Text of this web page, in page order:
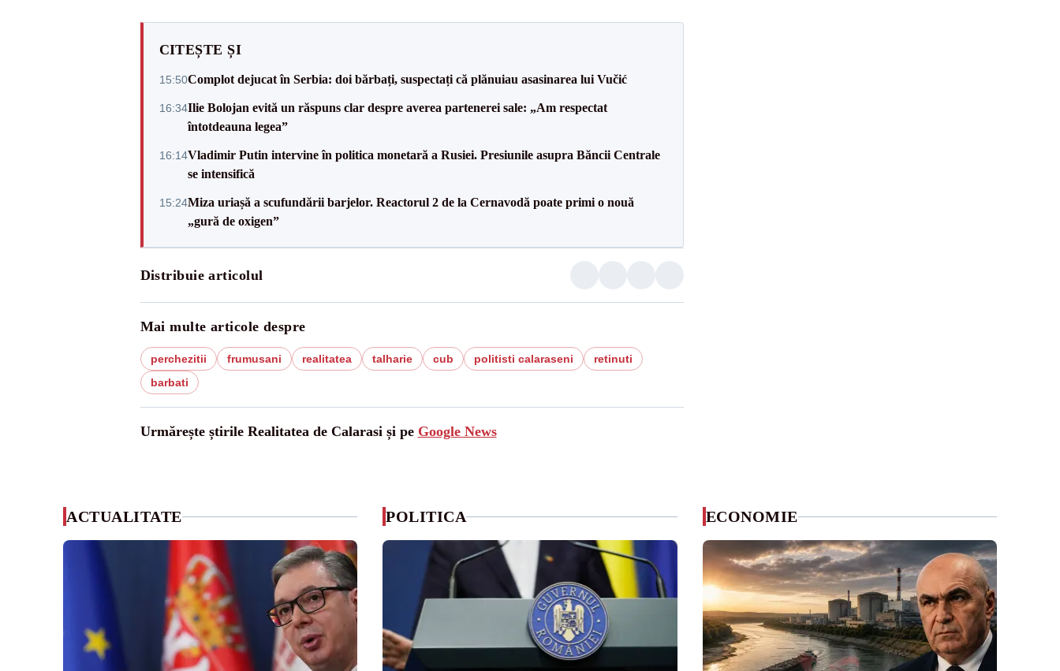
CITEȘTE ȘI
15:50Complot dejucat în Serbia: doi bărbați, suspectați că plănuiau asasinarea lui Vučić
16:34Ilie Bolojan evită un răspuns clar despre averea partenerei sale: „Am respectat
întotdeauna legea”
16:14Vladimir Putin intervine în politica monetară a Rusiei. Presiunile asupra Băncii Centrale
se intensifică
15:24Miza uriașă a scufundării barjelor. Reactorul 2 de la Cernavodă poate primi o nouă
„gură de oxigen”
Distribuie articolul
Mai multe articole despre
perchezitii frumusani realitatea talharie cub politisti calaraseni
retinuti
barbati
Urmărește știrile Realitatea de Calarasi și pe Google News
ACTUALITATE POLITICA ECONOMIE